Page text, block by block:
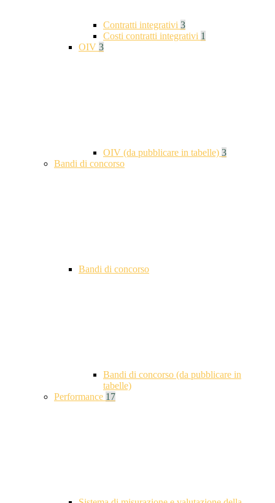
Contratti integrativi 3
Costi contratti integrativi 1
OIV 3
OIV (da pubblicare in tabelle) 3
Bandi di concorso
Bandi di concorso
Bandi di concorso (da pubblicare in
tabelle)
Performance 17